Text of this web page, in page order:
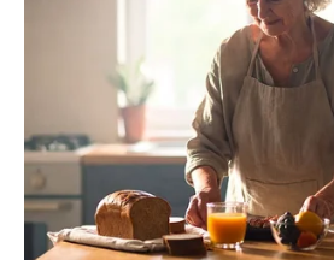
VAGA – Ogledalo
Romska karta pokazuje Ogledalo –
sobom. Naredni dani donose
Možda ćete shvatiti šta zaista želite.
Finansijski – dogovor koji zahteva